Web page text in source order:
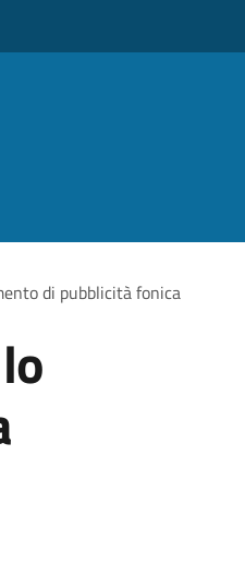
di pubblicità fonica